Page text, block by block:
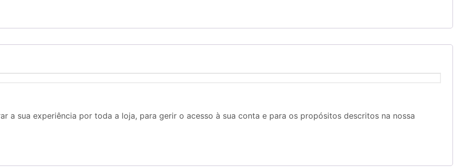
a sua experiência por toda a loja, para gerir o acesso à sua conta e para os propósitos descritos na nossa